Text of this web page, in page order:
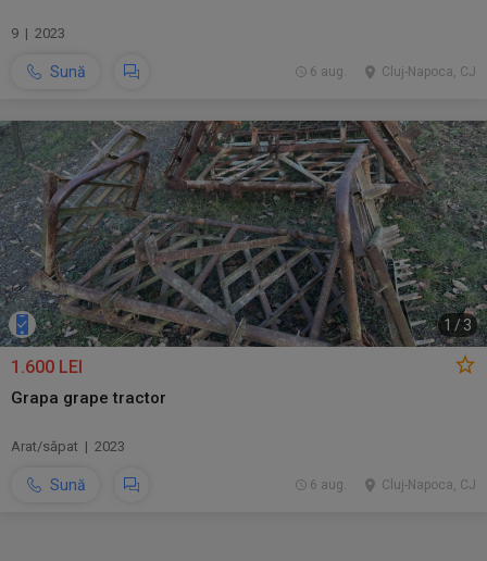
9 | 2023
Sună Cluj-Napoca, CJ
6 aug.
1 /3
1.600 LEI
Grapa grape tractor
Arat/săpat | 2023
Sună Cluj-Napoca, CJ
6 aug.